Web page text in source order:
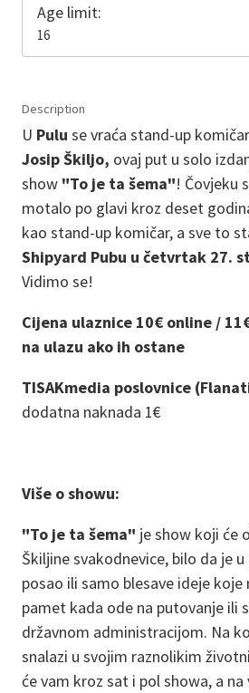
Age limit:
16
Description
U Pulu se vraća stand-up komičar
Josip Škiljo, ovaj put u solo
show "To je ta šema"! Čovjeku
motalo po glavi kroz deset
kao stand-up komičar, a sve to
Shipyard Pubu u četvrtak 27.
Vidimo se!
Cijena ulaznice 10€ online /
na ulazu ako ih ostane
TISAKmedia poslovnice
dodatna naknada 1€
Više o showu:
"To je ta šema" je show koji će
Škiljine svakodnevice, bilo da je
posao ili samo blesave ideje koje
pamet kada ode na putovanje ili
državnom administracijom. Na
snalazi u svojim raznolikim
će vam kroz sat i pol showa, a